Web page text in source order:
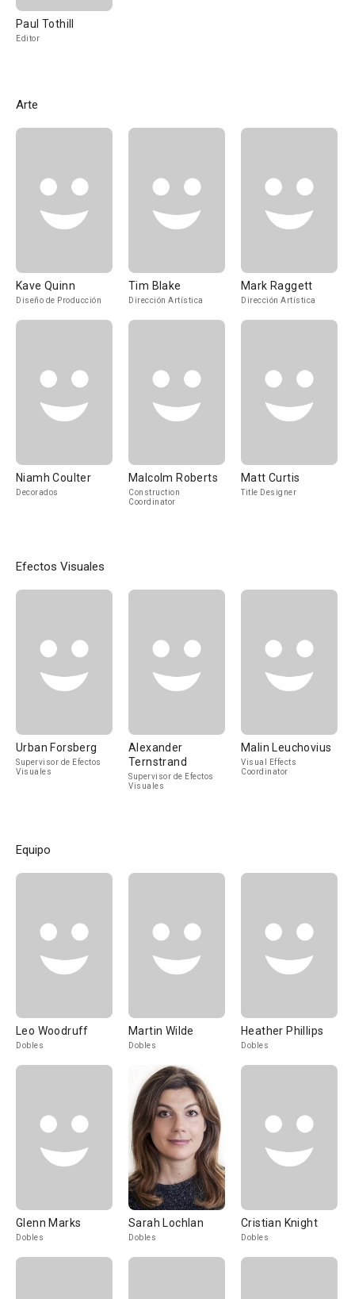
Paul Tothill
Editor
Arte
Kave Quinn
Diseño de Producción
Tim Blake
Dirección Artística
Mark Raggett
Dirección Artística
Niamh Coulter
Decorados
Malcolm Roberts
Construction
Coordinator
Matt Curtis
Title Designer
Efectos Visuales
Urban Forsberg
Supervisor de Efectos
Visuales
Alexander
Ternstrand
Supervisor de Efectos
Visuales
Malin Leuchovius
Visual Effects
Coordinator
Equipo
Leo Woodruff
Dobles
Martin Wilde
Dobles
Heather Phillips
Dobles
Glenn Marks
Dobles
Sarah Lochlan
Dobles
Cristian Knight
Dobles